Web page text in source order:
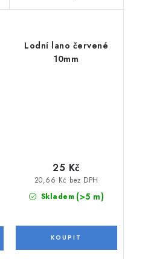
Lodní lano červené
10mm
Skladem (>5 m)
20,66 Kč bez DPH
25 Kč